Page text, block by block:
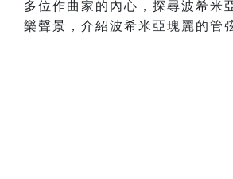
多位作曲家的內心，探尋波希米
樂聲景，介紹波希米亞瑰麗的管